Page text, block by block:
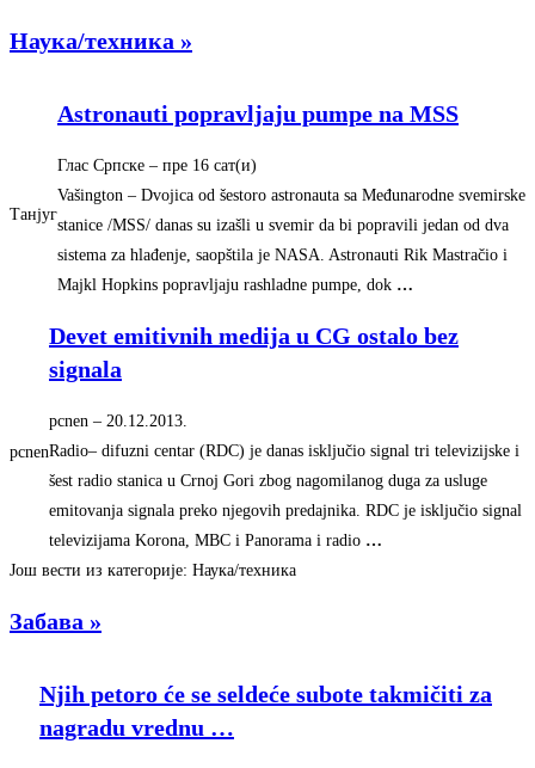
Наука/техника »
Танјуг
Astronauti popravljaju pumpe na MSS
Глас Српске – ‎пре 16 сат(и)‎
Vašington – Dvojica od šestoro astronauta sa Međunarodne svemirske
stanice /MSS/ danas su izašli u svemir da bi popravili jedan od dva
sistema za hlađenje, saopštila je NASA. Astronauti Rik Mastračio i
Majkl Hopkins popravljaju rashladne pumpe, dok …
pcnen
Devet emitivnih medija u CG ostalo bez
signala
pcnen – ‎20.12.2013.‎
Radio– difuzni centar (RDC) je danas isključio signal tri televizijske i
šest radio stanica u Crnoj Gori zbog nagomilanog duga za usluge
emitovanja signala preko njegovih predajnika. RDC je isključio signal
televizijama Korona, MBC i Panorama i radio …
Још вести из категорије: Наука/техника
Забава »
Njih petoro će se seldeće subote takmičiti za
nagradu vrednu …